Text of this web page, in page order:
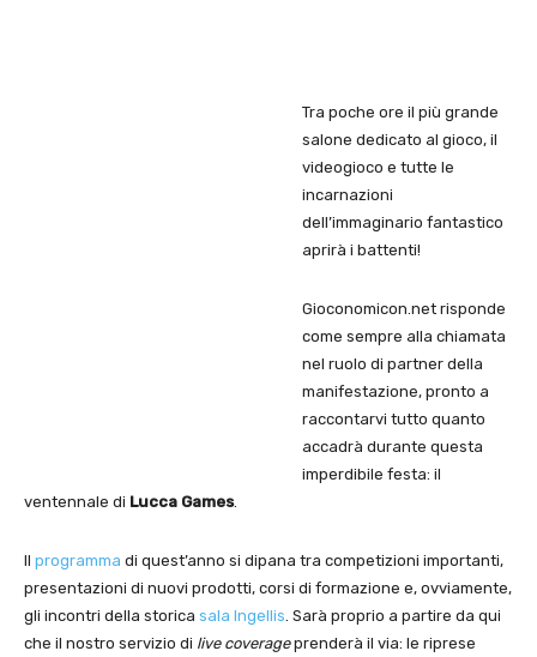
Tra poche ore il più grande
salone dedicato al gioco, il
videogioco e tutte le
incarnazioni
dell’immaginario fantastico
aprirà i battenti!
Gioconomicon.net risponde
come sempre alla chiamata
nel ruolo di partner della
manifestazione, pronto a
raccontarvi tutto quanto
accadrà durante questa
imperdibile festa: il
ventennale di Lucca Games.
Il programma di quest’anno si dipana tra competizioni importanti,
presentazioni di nuovi prodotti, corsi di formazione e, ovviamente,
gli incontri della storica sala Ingellis. Sarà proprio a partire da qui
che il nostro servizio di live coverageprenderà il via: le riprese